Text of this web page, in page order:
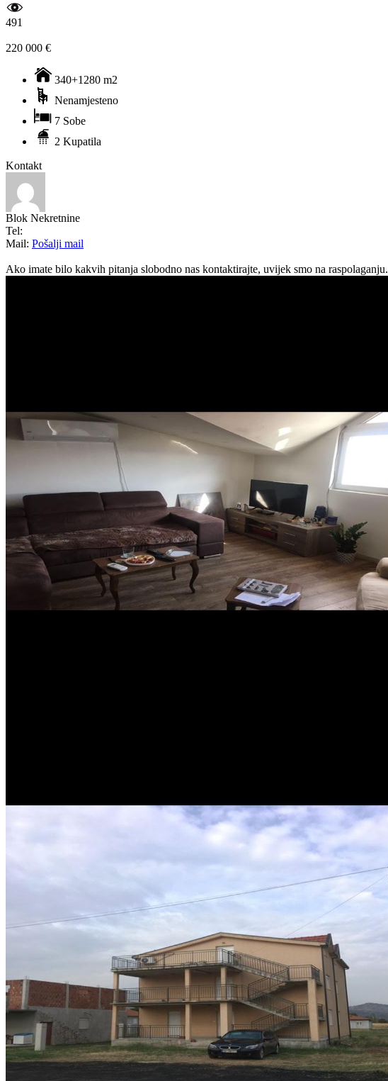
491
220 000 €
340+1280 m2
Nenamjesteno
7 Sobe
2 Kupatila
Kontakt
Blok Nekretnine
Tel:
Mail: Pošalji mail
Ako imate bilo kakvih pitanja slobodno nas kontaktirajte, uvijek smo na raspolaganju.